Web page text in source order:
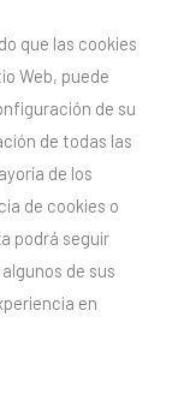
que las cookies
Web, puede
de su
de todas las
de los
de cookies o
podrá seguir
de sus
en